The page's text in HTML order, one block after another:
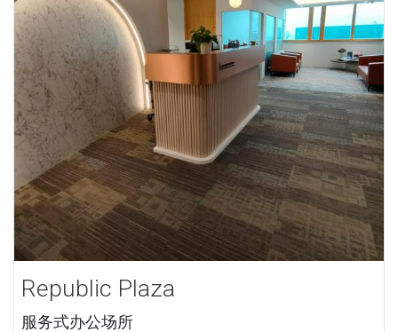
Republic Plaza
服务式办公场所